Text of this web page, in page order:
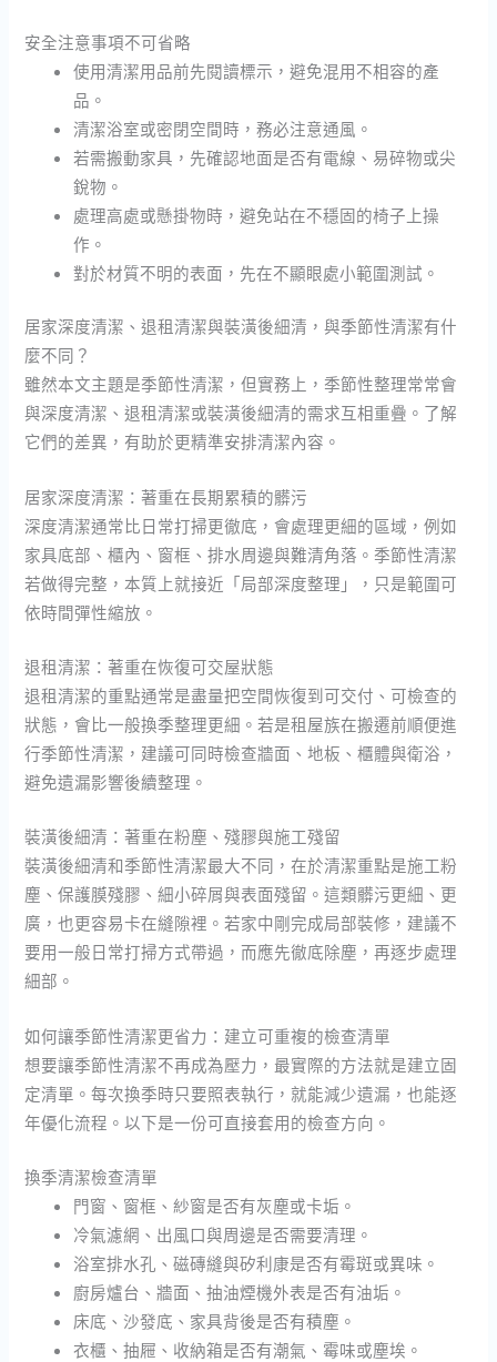
安全注意事項不可省略
使用清潔用品前先閱讀標示，避免混用不相容的產
品。
清潔浴室或密閉空間時，務必注意通風。
若需搬動家具，先確認地面是否有電線、易碎物或尖
銳物。
處理高處或懸掛物時，避免站在不穩固的椅子上操
作。
對於材質不明的表面，先在不顯眼處小範圍測試。
居家深度清潔、退租清潔與裝潢後細清，與季節性清潔有什
麼不同？
雖然本文主題是季節性清潔，但實務上，季節性整理常常會
與深度清潔、退租清潔或裝潢後細清的需求互相重疊。了解
它們的差異，有助於更精準安排清潔內容。
居家深度清潔：著重在長期累積的髒污
深度清潔通常比日常打掃更徹底，會處理更細的區域，例如
家具底部、櫃內、窗框、排水周邊與難清角落。季節性清潔
若做得完整，本質上就接近「局部深度整理」，只是範圍可
依時間彈性縮放。
退租清潔：著重在恢復可交屋狀態
退租清潔的重點通常是盡量把空間恢復到可交付、可檢查的
狀態，會比一般換季整理更細。若是租屋族在搬遷前順便進
行季節性清潔，建議可同時檢查牆面、地板、櫃體與衛浴，
避免遺漏影響後續整理。
裝潢後細清：著重在粉塵、殘膠與施工殘留
裝潢後細清和季節性清潔最大不同，在於清潔重點是施工粉
塵、保護膜殘膠、細小碎屑與表面殘留。這類髒污更細、更
廣，也更容易卡在縫隙裡。若家中剛完成局部裝修，建議不
要用一般日常打掃方式帶過，而應先徹底除塵，再逐步處理
細部。
如何讓季節性清潔更省力：建立可重複的檢查清單
想要讓季節性清潔不再成為壓力，最實際的方法就是建立固
定清單。每次換季時只要照表執行，就能減少遺漏，也能逐
年優化流程。以下是一份可直接套用的檢查方向。
換季清潔檢查清單
門窗、窗框、紗窗是否有灰塵或卡垢。
冷氣濾網、出風口與周邊是否需要清理。
浴室排水孔、磁磚縫與矽利康是否有霉斑或異味。
廚房爐台、牆面、抽油煙機外表是否有油垢。
床底、沙發底、家具背後是否有積塵。
衣櫃、抽屜、收納箱是否有潮氣、霉味或塵埃。